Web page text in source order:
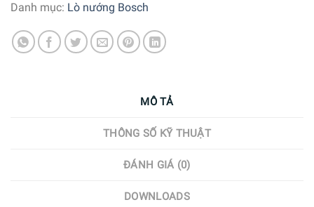
Danh mục: Lò nướng Bosch
MÔ TẢ
THÔNG SỐ KỸ THUẬT
ĐÁNH GIÁ (0)
DOWNLOADS